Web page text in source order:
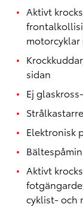
Aktivt
sidan
Ej
Elektronisk
Aktivt
cyklist- och